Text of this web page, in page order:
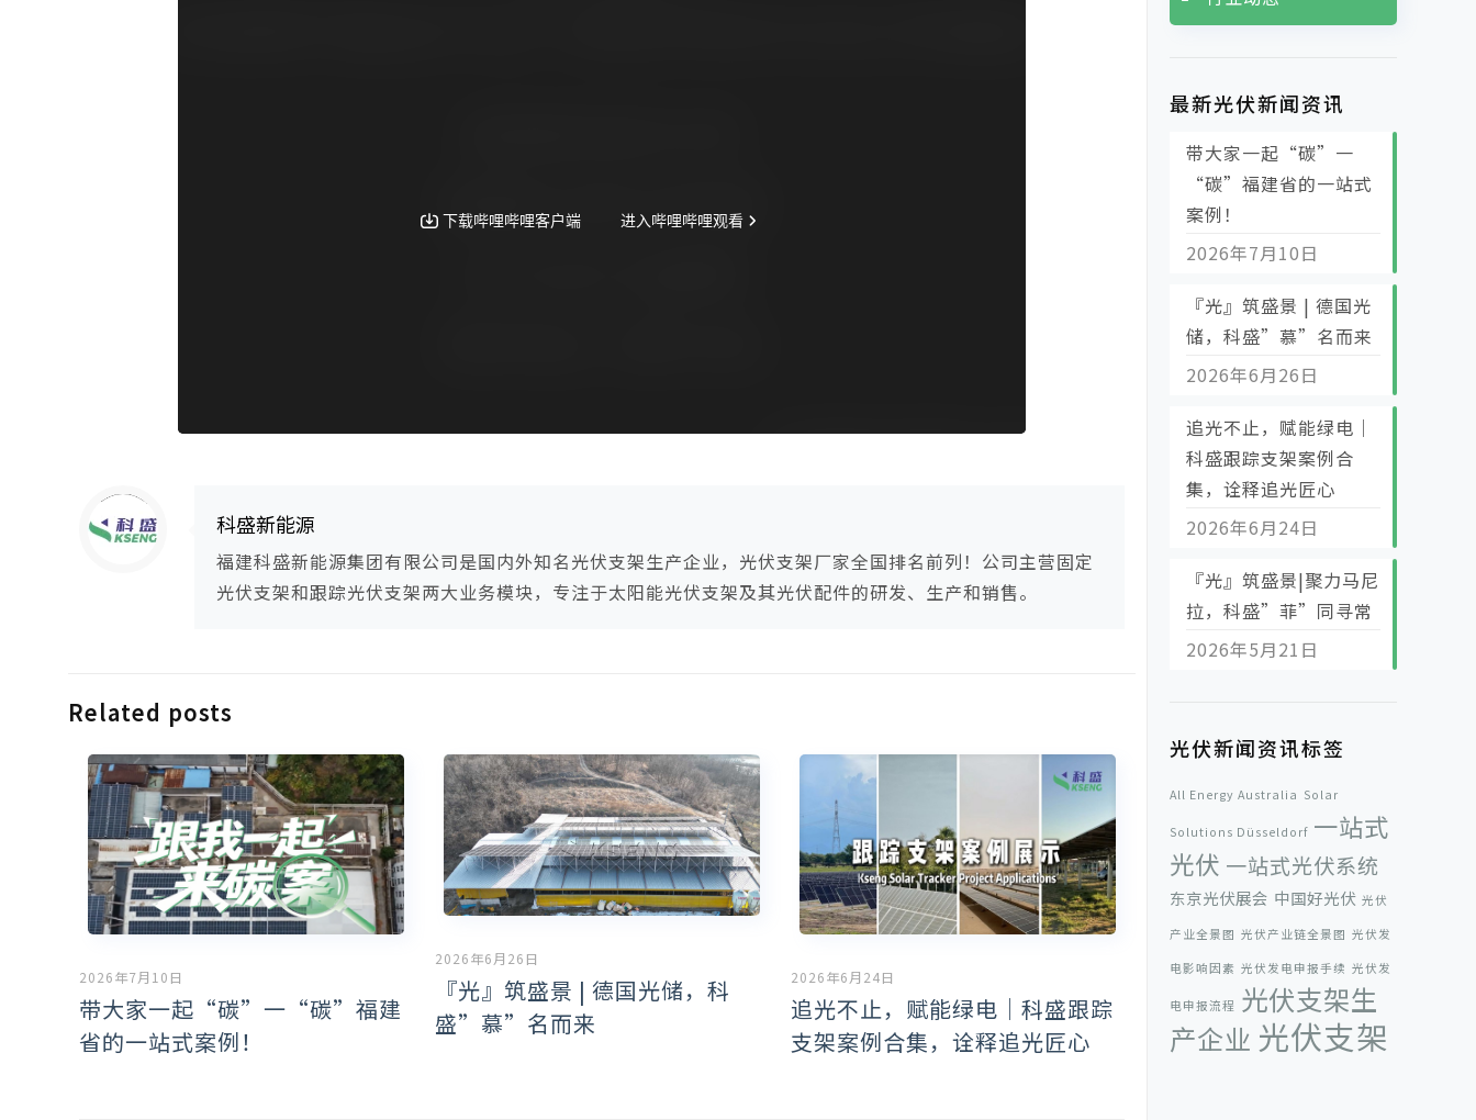
Warning
: Trying to access array offset on null in/www/wwwroot/ksengpv/wp-content/themes/guangfuzhijia/includes/content-single.php
on line
286
科盛新能源
福建科盛新能源集团有限公司是国内外知名光伏支架生产企业，光伏支架厂家全国排名前列！公司主营固定
光伏支架和跟踪光伏支架两大业务模块，专注于太阳能光伏支架及其光伏配件的研发、生产和销售。
Related posts
2026年7月10日
带大家一起“碳”一“碳”福建
省的一站式案例！
2026年6月26日
『光』筑盛景 | 德国光储，科
盛”慕”名而来
2026年6月24日
追光不止，赋能绿电｜科盛跟踪
支架案例合集，诠释追光匠心
最新光伏新闻资讯
带大家一起“碳”一
“碳”福建省的一站式
案例！
2026年7月10日
『光』筑盛景 | 德国光
储，科盛”慕”名而来
2026年6月26日
追光不止，赋能绿电｜
科盛跟踪支架案例合
集，诠释追光匠心
2026年6月24日
『光』筑盛景|聚力马尼
拉，科盛”菲”同寻常
2026年5月21日
光伏新闻资讯标签
All Energy Australia Solar
Solutions Düsseldorf 一站式
光伏 一站式光伏系统
东京光伏展会 中国好光伏 光伏
产业全景图 光伏产业链全景图 光伏发
电影响因素 光伏发电申报手续 光伏发
电申报流程 光伏支架生
产企业 光伏支架